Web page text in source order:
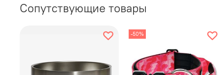
Сопутствующие товары
-50%